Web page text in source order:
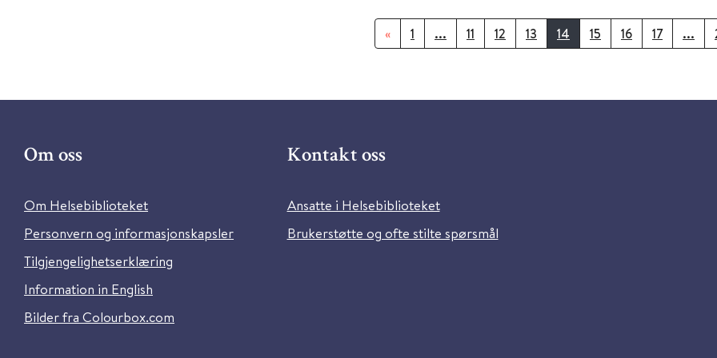
« 1 ... 11 12 13 14 15 16 17 ...
Om oss
Om Helsebiblioteket
Personvern og informasjonskapsler
Tilgjengelighetserklæring
Information in English
Bilder fra Colourbox.com
Kontakt oss
Ansatte i Helsebiblioteket
Brukerstøtte og ofte stilte spørsmål